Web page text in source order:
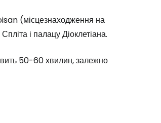
(місцезнаходження на
і палацу Діоклетіана.
50-60 хвилин, залежно